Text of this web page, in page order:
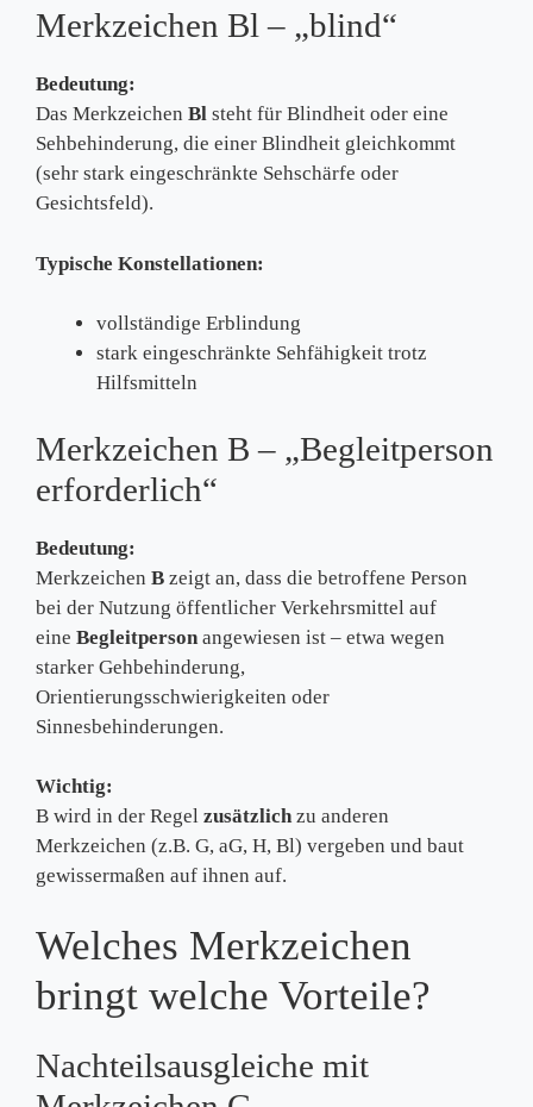
Merkzeichen Bl – „blind“
Bedeutung:
Das Merkzeichen Bl steht für Blindheit oder eine
Sehbehinderung, die einer Blindheit gleichkommt
(sehr stark eingeschränkte Sehschärfe oder
Gesichtsfeld).
Typische Konstellationen:
vollständige Erblindung
stark eingeschränkte Sehfähigkeit trotz
Hilfsmitteln
Merkzeichen B – „Begleitperson
erforderlich“
Bedeutung:
Merkzeichen B zeigt an, dass die betroffene Person
bei der Nutzung öffentlicher Verkehrsmittel auf
eine Begleitperson angewiesen ist – etwa wegen
starker Gehbehinderung,
Orientierungsschwierigkeiten oder
Sinnesbehinderungen.
Wichtig:
B wird in der Regel zusätzlichzu anderen
Merkzeichen (z.B. G, aG, H, Bl) vergeben und baut
gewissermaßen auf ihnen auf.
Welches Merkzeichen
bringt welche Vorteile?
Nachteilsausgleiche mit